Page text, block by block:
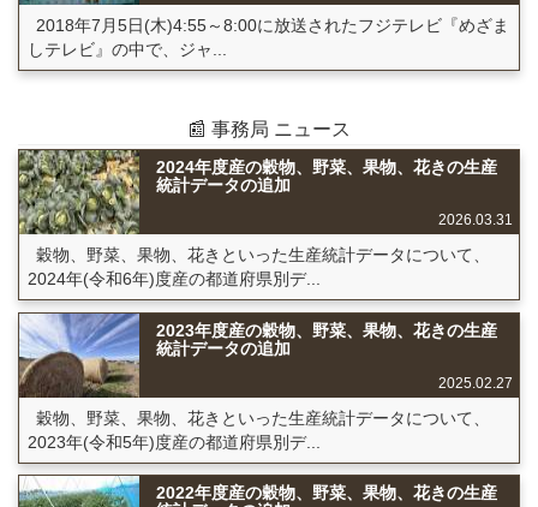
2018年7月5日(木)4:55～8:00に放送されたフジテレビ『めざま
しテレビ』の中で、ジャ...
📰 事務局 ニュース
2024年度産の穀物、野菜、果物、花きの生産
統計データの追加
2026.03.31
穀物、野菜、果物、花きといった生産統計データについて、
2024年(令和6年)度産の都道府県別デ...
2023年度産の穀物、野菜、果物、花きの生産
統計データの追加
2025.02.27
穀物、野菜、果物、花きといった生産統計データについて、
2023年(令和5年)度産の都道府県別デ...
2022年度産の穀物、野菜、果物、花きの生産